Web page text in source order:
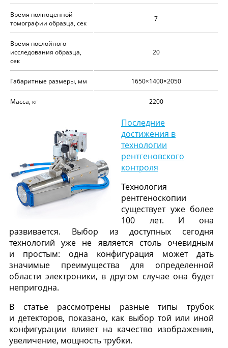
Время полноценной
томографии образца, сек
7
Время послойного
исследования образца,
сек
20
Габаритные размеры, мм 1650×1400×2050
Масса, кг 2200
Последние
достижения в
технологии
рентгеновского
контроля
Технология
рентгеноскопии
существует уже более
100 лет. И она
развивается. Выбор из доступных сегодня
технологий уже не является столь очевидным
и простым: одна конфигурация может дать
значимые преимущества для определенной
области электроники, в другом случае она будет
непригодна.
В статье рассмотрены разные типы трубок
и детекторов, показано, как выбор той или иной
конфигурации влияет на качество изображения,
увеличение, мощность трубки.